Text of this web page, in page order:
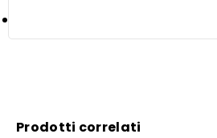
Prodotti correlati